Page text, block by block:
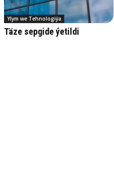
Ylym we Tehnologiýa
Tä­ze sep­gi­de ýe­til­di